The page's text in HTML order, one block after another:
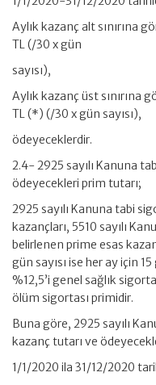
Aylık kazanç alt sınırına
TL (/30 x gün
sayısı),
Aylık kazanç üst sınırına
TL (*) (/30 x gün sayısı),
ödeyeceklerdir.
2.4- 2925 sayılı Kanuna
ödeyecekleri prim tutarı;
2925 sayılı Kanuna tabi
kazançları, 5510 sayılı
belirlenen prime esas
gün sayısı ise her ay için
%12,5’i genel sağlık
ölüm sigortası primidir.
Buna göre, 2925 sayılı
kazanç tutarı ve
1/1/2020 ila 31/12/2020